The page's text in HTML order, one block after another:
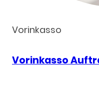
Vorinkasso
Vorinkasso